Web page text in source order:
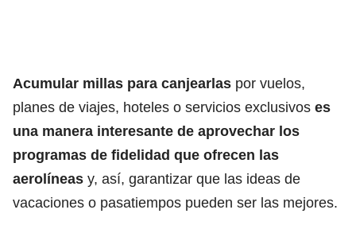
Acumular millas para canjearlas por vuelos,
planes de viajes, hoteles o servicios exclusivos es
una manera interesante de aprovechar los
programas de fidelidad que ofrecen las
aerolíneas y, así, garantizar que las ideas de
vacaciones o pasatiempos pueden ser las mejores.